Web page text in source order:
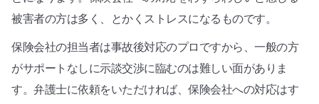
被害者の方は多く、とかくストレスになるものです。
保険会社の担当者は事故後対応のプロですから、一般の方
がサポートなしに示談交渉に臨むのは難しい面がありま
す。弁護士に依頼をいただければ、保険会社への対応はす